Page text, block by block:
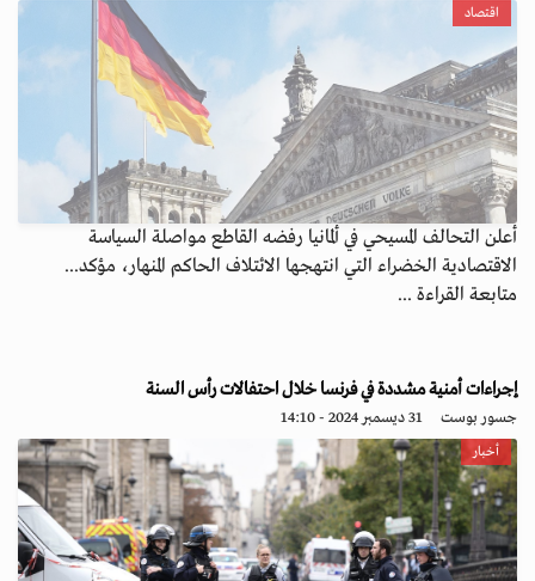
اقتصاد
أعلن التحالف المسيحي في ألمانيا رفضه القاطع مواصلة السياسة
الاقتصادية الخضراء التي انتهجها الائتلاف الحاكم المنهار، مؤكد...
متابعة القراءة ...
إجراءات أمنية مشددة في فرنسا خلال احتفالات رأس السنة
جسور بوست 31 ديسمبر 2024 - 14:10
أخبار